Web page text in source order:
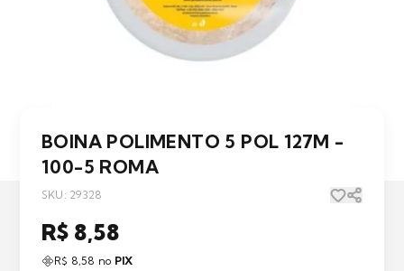
BOINA POLIMENTO 5 POL 127M -
100-5 ROMA
SKU: 29328
R$ 8,58
R$ 8,58 no PIX